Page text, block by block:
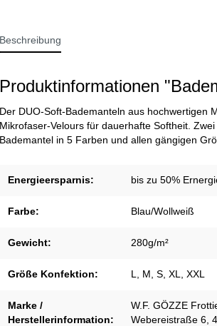
Beschreibung
Produktinformationen
Der DUO-Soft-Bademanteln aus hochwertigen
Mikrofaser-Velours für dauerhafte Softheit.
Bademantel in 5 Farben und allen gängigen
Energieersparnis: bis zu 50%
Farbe: Blau/Wollweiß
Gewicht: 280g/m²
Größe Konfektion: L, M , S, XL, XXL
Marke /
Herstellerinformation:
W.F. GÖZZE
Webereistraße 6,